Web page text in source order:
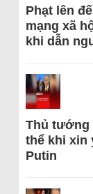
Phạt lên
mạng xã
khi dẫn
Thủ tướng
thể khi xin
Putin